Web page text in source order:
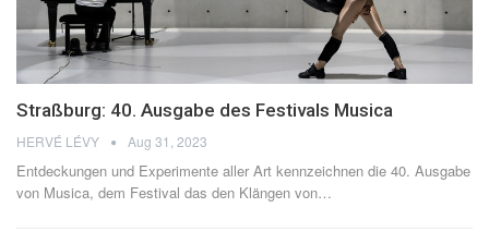
Straßburg: 40. Ausgabe des Festivals Musica
HERVÉ LÉVY Aug 31, 2023
Entdeckungen und Experimente aller Art kennzeichnen die 40. Ausgabe
von Musica, dem Festival das den Klängen von…